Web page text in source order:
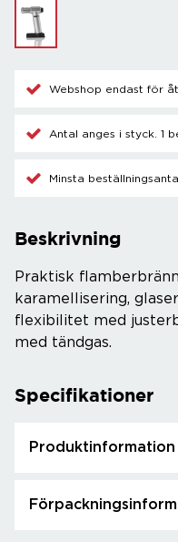
Webshop endast för
Antal anges i styck. 1
Minsta
Beskrivning
Praktisk
karamellisering,
flexibilitet med
med tändgas.
Specifikationer
Produktinformation